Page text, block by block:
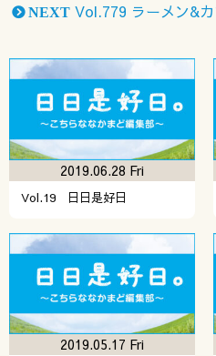
NEXT Vol.779 ラーメン&カ
Vol.19 日日是好日
2019.06.28 Fri
2019.05.17 Fri